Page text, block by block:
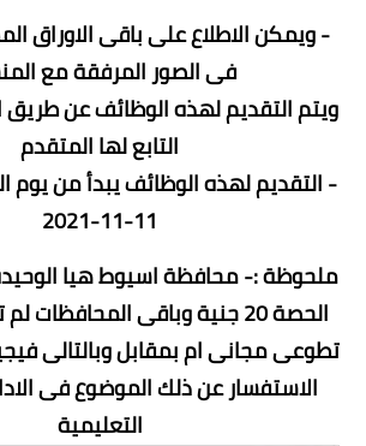
- ويمكن الاطلاع على باقى الاوراق
فى الصور المرفقة مع
ويتم التقديم لهذه الوظائف عن طريق
التابع لها المتقدم
- التقديم لهذه الوظائف يبدأ من
11-11-2021
ملحوظة :- محافظة اسيوط هيا
الحصة 20 جنية وباقى
تطوعى مجانى ام بمقابل وبالتالى
الاستفسار عن ذلك الموضوع فى
التعليمية